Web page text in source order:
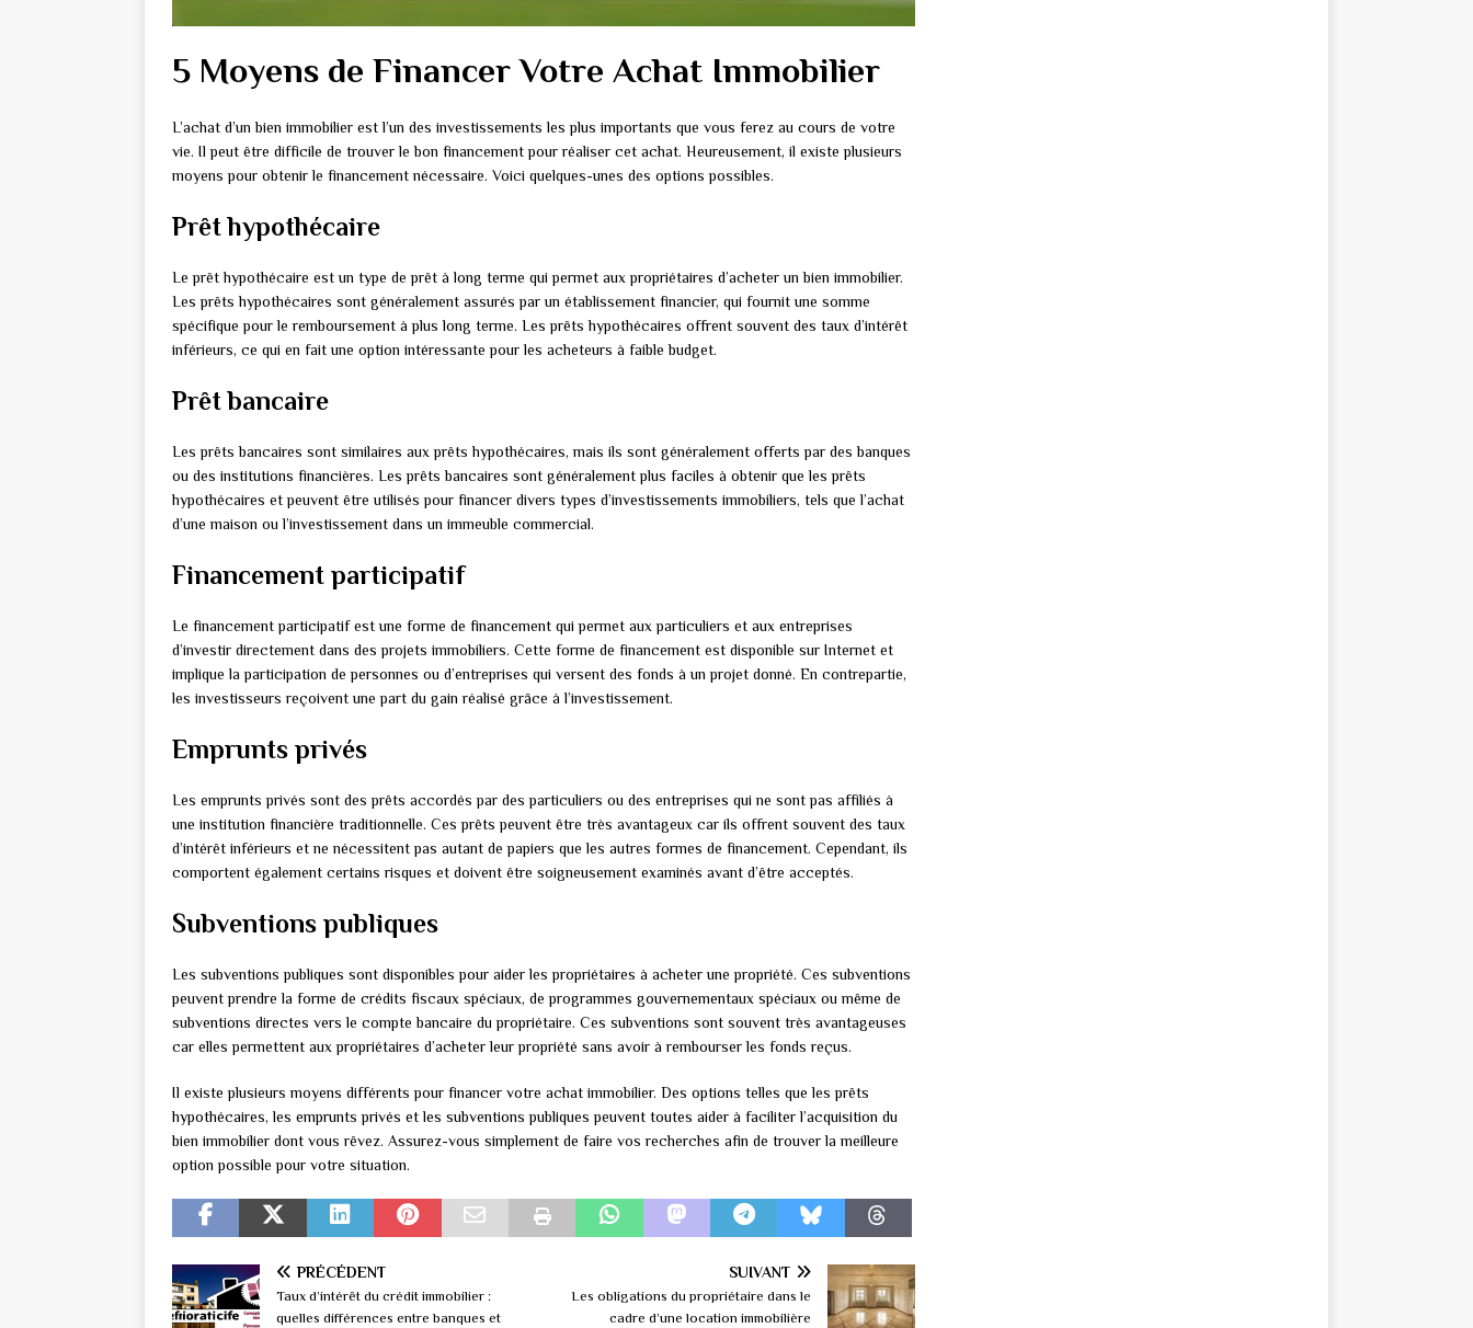
5 Moyens de Financer Votre Achat Immobilier
L’achat d’un bien immobilier est l’un des investissements les plus importants que vous ferez au cours de votre
vie. Il peut être difficile de trouver le bon financement pour réaliser cet achat. Heureusement, il existe plusieurs
moyens pour obtenir le financement nécessaire. Voici quelques-unes des options possibles.
Prêt hypothécaire
Le prêt hypothécaire est un type de prêt à long terme qui permet aux propriétaires d’acheter un bien immobilier.
Les prêts hypothécaires sont généralement assurés par un établissement financier, qui fournit une somme
spécifique pour le remboursement à plus long terme. Les prêts hypothécaires offrent souvent des taux d’intérêt
inférieurs, ce qui en fait une option intéressante pour les acheteurs à faible budget.
Prêt bancaire
Les prêts bancaires sont similaires aux prêts hypothécaires, mais ils sont généralement offerts par des banques
ou des institutions financières. Les prêts bancaires sont généralement plus faciles à obtenir que les prêts
hypothécaires et peuvent être utilisés pour financer divers types d’investissements immobiliers, tels que l’achat
d’une maison ou l’investissement dans un immeuble commercial.
Financement participatif
Le financement participatif est une forme de financement qui permet aux particuliers et aux entreprises
d’investir directement dans des projets immobiliers. Cette forme de financement est disponible sur Internet et
implique la participation de personnes ou d’entreprises qui versent des fonds à un projet donné. En contrepartie,
les investisseurs reçoivent une part du gain réalisé grâce à l’investissement.
Emprunts privés
Les emprunts privés sont des prêts accordés par des particuliers ou des entreprises qui ne sont pas affiliés à
une institution financière traditionnelle. Ces prêts peuvent être très avantageux car ils offrent souvent des taux
d’intérêt inférieurs et ne nécessitent pas autant de papiers que les autres formes de financement. Cependant, ils
comportent également certains risques et doivent être soigneusement examinés avant d’être acceptés.
Subventions publiques
Les subventions publiques sont disponibles pour aider les propriétaires à acheter une propriété. Ces subventions
peuvent prendre la forme de crédits fiscaux spéciaux, de programmes gouvernementaux spéciaux ou même de
subventions directes vers le compte bancaire du propriétaire. Ces subventions sont souvent très avantageuses
car elles permettent aux propriétaires d’acheter leur propriété sans avoir à rembourser les fonds reçus.
Il existe plusieurs moyens différents pour financer votre achat immobilier. Des options telles que les prêts
hypothécaires, les emprunts privés et les subventions publiques peuvent toutes aider à faciliter l’acquisition du
bien immobilier dont vous rêvez. Assurez-vous simplement de faire vos recherches afin de trouver la meilleure
option possible pour votre situation.
PRÉCÉDENT
Taux d’intérêt du crédit immobilier :
quelles différences entre banques et
SUIVANT
Les obligations du propriétaire dans le
cadre d’une location immobilière